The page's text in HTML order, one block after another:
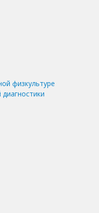
физкультуре